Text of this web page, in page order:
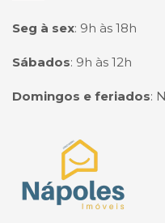
Seg à sex: 9h às 18h
Sábados: 9h às 12h
Domingos e feriados:
Página inicial